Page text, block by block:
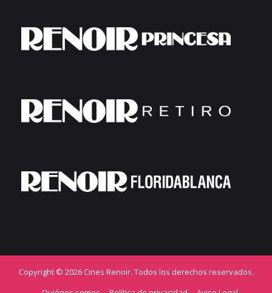
Copyright © 2026 Cines Renoir. Todos los derechos reservados.